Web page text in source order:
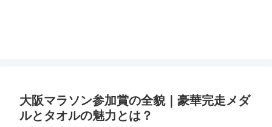
大阪マラソン参加賞の全貌｜豪華完走メダ
ルとタオルの魅力とは？